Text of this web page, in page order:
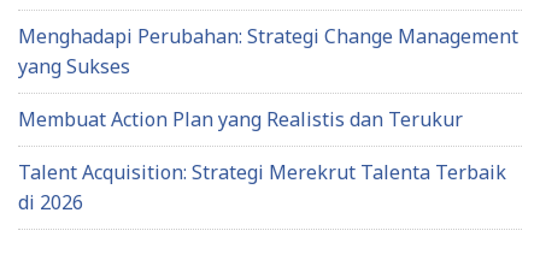
Menghadapi Perubahan: Strategi Change Management
yang Sukses
Membuat Action Plan yang Realistis dan Terukur
Talent Acquisition: Strategi Merekrut Talenta Terbaik
di 2026